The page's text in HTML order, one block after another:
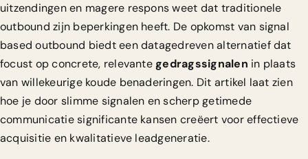
uitzendingen en magere respons weet dat traditionele
outbound zijn beperkingen heeft. De opkomst van signal
based outbound biedt een datagedreven alternatief dat
focust op concrete, relevantegedragssignalen in plaats
van willekeurige koude benaderingen. Dit artikel laat zien
hoe je door slimme signalen en scherp getimede
communicatie significante kansen creëert voor effectieve
acquisitie en kwalitatieve leadgeneratie.